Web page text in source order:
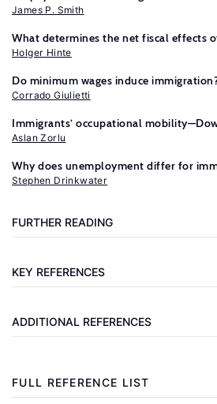
James P. Smith
What determines the net fiscal effects
Holger Hinte
Do minimum wages induce
Corrado Giulietti
Immigrants’ occupational
Aslan Zorlu
Why does unemployment differ for
Stephen Drinkwater
FURTHER READING
KEY REFERENCES
ADDITIONAL REFERENCES
Further
reading
Adema,
Fron,
the
European
FULL REFERENCE LIST